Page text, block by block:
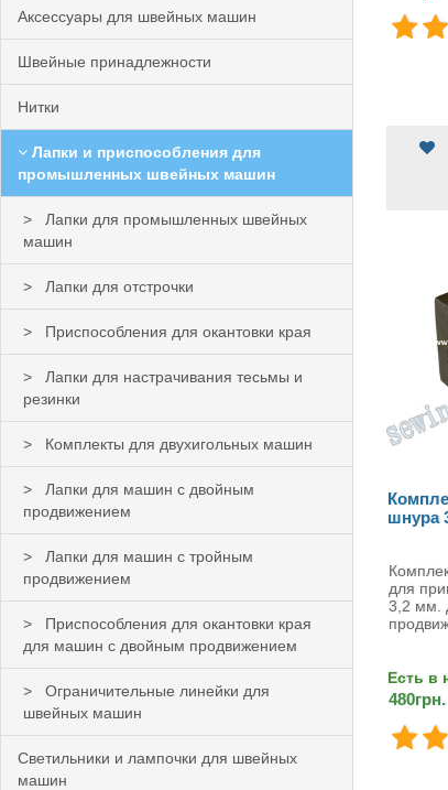
Аксессуары для швейных машин
Швейные принадлежности
Нитки
Лапки и приспособления для
промышленных швейных машин
Лапки для промышленных швейных
машин
Лапки для отстрочки
Приспособления для окантовки края
Лапки для настрачивания тесьмы и
резинки
Комплекты для двухигольных машин
Лапки для машин с двойным
продвижением
Лапки для машин с тройным
продвижением
Приспособления для окантовки края
для машин с двойным продвижением
Ограничительные линейки для
швейных машин
Светильники и лампочки для швейных
машин
шнура
для
3,2 мм.
Есть в
480грн.